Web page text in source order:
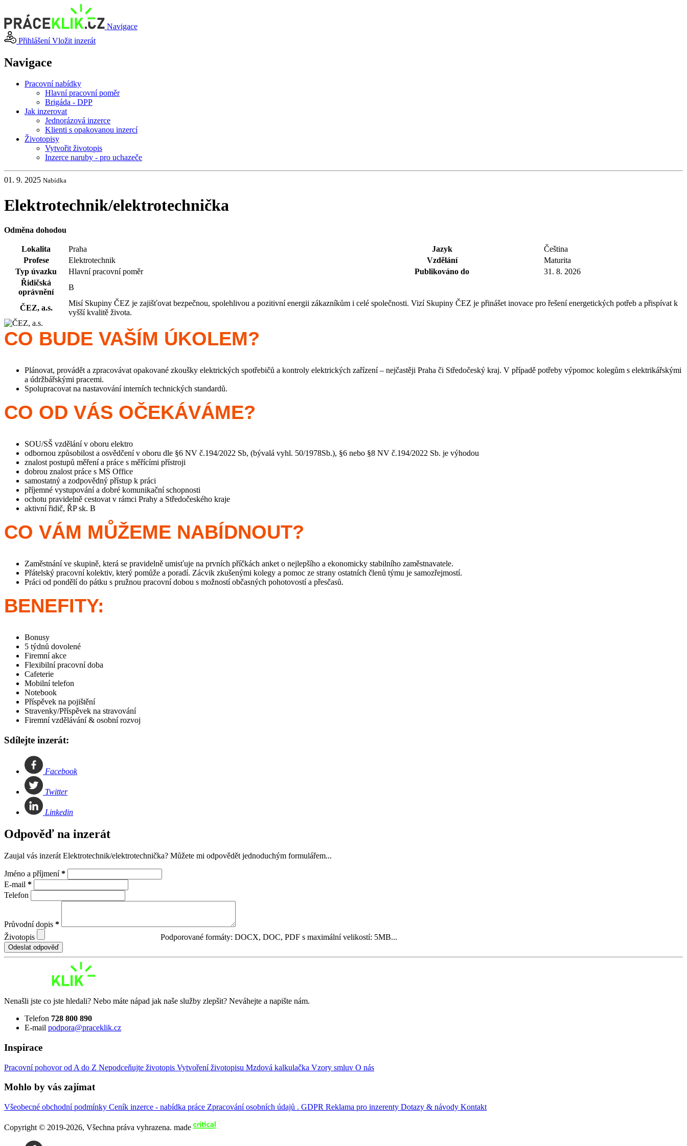
Navigace
PřihlášeníVložit inzerát
Navigace
Pracovní nabídky
Hlavní pracovní poměr
Brigáda - DPP
Jak inzerovat
Jednorázová inzerce
Klienti s opakovanou inzercí
Životopisy
Vytvořit životopis
Inzerce naruby - pro uchazeče
01. 9. 2025 Nabídka
Elektrotechnik/elektrotechnička
Odměna dohodou
Lokalita Praha Jazyk
Čeština
Profese
Elektrotechnik Vzdělání
Maturita
Typ úvazku
Hlavní pracovní poměr Publikováno do
31. 8. 2026
Řidičská
oprávnění
B
ČEZ, a.s.
Misí Skupiny ČEZ je zajišťovat bezpečnou, spolehlivou a pozitivní energii zákazníkům i celé společnosti. Vizí Skupiny ČEZ je přinášet inovace pro řešení energetických potřeb a přispívat k
vyšší kvalitě života.
CO BUDE VAŠÍM ÚKOLEM?
Plánovat, provádět a zpracovávat opakované zkoušky elektrických spotřebičů a kontroly elektrických zařízení – nejčastěji Praha či Středočeský kraj. V případě potřeby výpomoc kolegům s elektrikářskými
a údržbářskými pracemi.
Spolupracovat na nastavování interních technických standardů.
CO OD VÁS OČEKÁVÁME?
SOU/SŠ vzdělání v oboru elektro
odbornou způsobilost a osvědčení v oboru dle §6 NV č.194/2022 Sb, (bývalá vyhl. 50/1978Sb.), §6 nebo §8 NV č.194/2022 Sb. je výhodou
znalost postupů měření a práce s měřícími přístroji
dobrou znalost práce s MS Office
samostatný a zodpovědný přístup k práci
příjemné vystupování a dobré komunikační schopnosti
ochotu pravidelně cestovat v rámci Prahy a Středočeského kraje
aktivní řidič, ŘP sk. B
CO VÁM MŮŽEME NABÍDNOUT?
Zaměstnání ve skupině, která se pravidelně umisťuje na prvních příčkách anket o nejlepšího a ekonomicky stabilního zaměstnavatele.
Přátelský pracovní kolektiv, který pomůže a poradí. Zácvik zkušenými kolegy a pomoc ze strany ostatních členů týmu je samozřejmostí.
Práci od pondělí do pátku s pružnou pracovní dobou s možností občasných pohotovostí a přesčasů.
BENEFITY:
Bonusy
5 týdnů dovolené
Firemní akce
Flexibilní pracovní doba
Cafeterie
Mobilní telefon
Notebook
Příspěvek na pojištění
Stravenky/Příspěvek na stravování
Firemní vzdělávání & osobní rozvoj
Sdílejte inzerát:
Facebook
Twitter
Linkedin
Odpověď na inzerát
Zaujal vás inzerát Elektrotechnik/elektrotechnička? Můžete mi odpovědět jednoduchým formulářem...
Jméno a příjmení*
E-mail *
Telefon
Průvodní dopis *
Životopis
Podporované formáty: DOCX, DOC, PDF s maximální velikostí: 5MB...
Odeslat odpověď
Nenašli jste co jste hledali? Nebo máte nápad jak naše služby zlepšit? Neváhejte a napište nám.
Telefon 728 800 890
E-mail podpora@praceklik.cz
Inspirace
Pracovní pohovor od A do Z Nepodceňujte životopis Vytvoření životopisu Mzdová kalkulačka Vzory smluv O nás
Mohlo by vás zajímat
Všeobecné obchodní podmínky Ceník inzerce - nabídka práce Zpracování osobních údajů . GDPR Reklama pro inzerenty Dotazy & návody Kontakt
Copyright © 2019-2026, Všechna práva vyhrazena. made